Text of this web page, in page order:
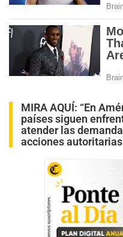
MIRA AQUÍ: “En
países siguen
atender las
acciones